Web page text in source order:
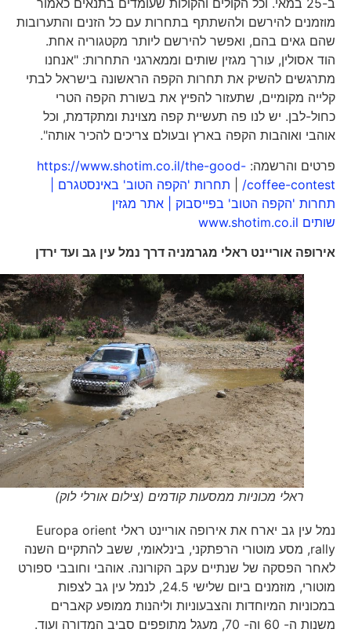
ב-25 במאי. וכל הקולים והקולות שעומדים בתנאים כאמור
מוזמנים להירשם ולהשתתף בתחרות עם כל הזנים והתערובות
שהם גאים בהם, ואפשר להירשם ליותר מקטגוריה אחת.
הוד אסולין, עורך מגזין שותים וממארגני התחרות: "אנחנו
מתרגשים להשיק את תחרות הקפה הראשונה בישראל לבתי
קלייה מקומיים, שתעזור להפיץ את בשורת הקפה הטרי
כחול-לבן. יש לנו פה תעשיית קפה מצוינת ומתקדמת, וכל
אוהבי ואוהבות הקפה בארץ ובעולם צריכים להכיר אותה".
פרטים והרשמה:https://www.shotim.co.il/the-good-
coffee-contest/
|תחרות 'הקפה הטוב' באינסטגרם |
תחרות 'הקפה הטוב' בפייסבוק |אתר מגזין
שותים www.shotim.co.il
אירופה אוריינט ראלימגרמניה דרך נמל עין גב ועד ירדן
ראלי מכוניות ממסעות קודמים (צילום אורלי לוק)
נמל עין גב יארח את אירופה אוריינט ראלי Europa orient
rally, מסע מוטורי הרפתקני, בינלאומי, ששב להתקיים השנה
לאחר הפסקה של שנתיים עקב הקורונה. אוהבי וחובבי ספורט
מוטורי, מוזמנים ביום שלישי 24.5, לנמל עין גב לצפות
במכוניות המיוחדות והצבעוניות וליהנות ממופע קאברים
משנות ה- 60 וה- 70, מעגל מתופפים סביב המדורה ועוד.